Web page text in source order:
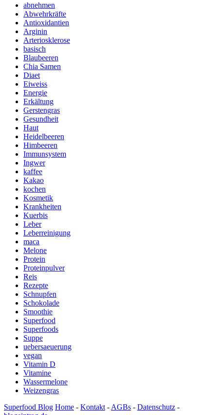
abnehmen
Abwehrkräfte
Antioxidantien
Arginin
Arteriosklerose
basisch
Blaubeeren
Chia Samen
Diaet
Eiweiss
Energie
Erkältung
Gerstengras
Gesundheit
Haut
Heidelbeeren
Himbeeren
Immunsystem
Ingwer
kaffee
Kakao
kochen
Kosmetik
Krankheiten
Kuerbis
Leber
Leberreinigung
maca
Melone
Protein
Proteinpulver
Reis
Rezepte
Schnupfen
Schokolade
Smoothie
Superfood
Superfoods
Suppe
uebersaeuerung
vegan
Vitamin D
Vitamine
Wassermelone
Weizengras
Superfood Blog Home - Kontakt - AGBs - Datenschutz -